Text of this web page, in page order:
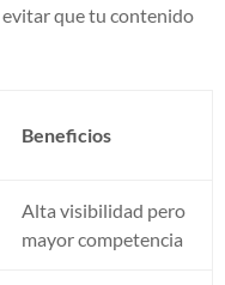
que tu contenido
Beneficios
Alta visibilidad pero
mayor competencia